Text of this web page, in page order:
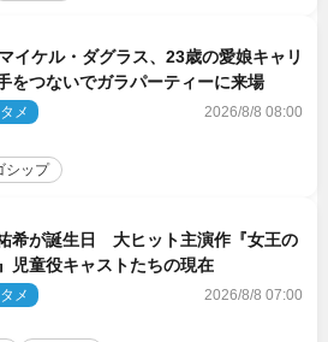
イケル・ダグラス、23歳の愛娘キャリ
をつないでガラパーティーに来場
メ 2026/8/8 08:00
シップ
希が誕生日 大ヒット主演作『女王の
児童役キャストたちの現在
メ 2026/8/8 07:00